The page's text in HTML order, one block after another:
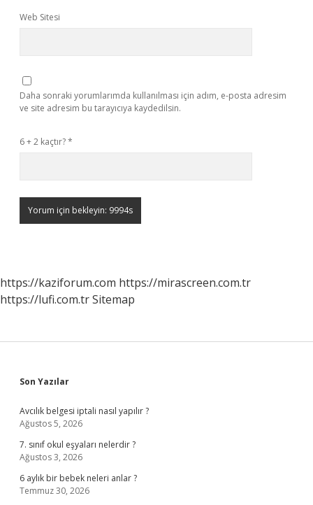
Web Sitesi
Daha sonraki yorumlarımda kullanılması için adım, e-posta adresim
ve site adresim bu tarayıcıya kaydedilsin.
6 + 2 kaçtır?*
https://kaziforum.com https://mirascreen.com.tr
https://lufi.com.trSitemap
Sidebar
Son Yazılar
Avcılık belgesi iptali nasıl yapılır ?
Ağustos 5, 2026
7. sınıf okul eşyaları nelerdir ?
Ağustos 3, 2026
6 aylık bir bebek neleri anlar ?
Temmuz 30, 2026